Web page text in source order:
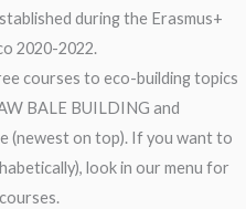
during the Erasmus+
2020-2022.
courses to eco-building topics
BALE BUILDING and
(newest on top). If you want to
look in our menu for